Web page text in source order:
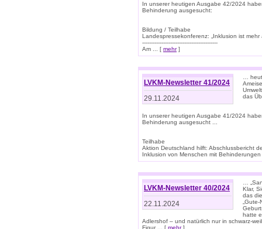
In unserer heutigen Ausgabe 42/2024
Behinderung ausgesucht:
Bildung / Teilhabe
Landespressekonferenz: „Inklusion ist mehr
-------------------------------------------
Am ... [ mehr]
LVKM-Newsletter 41/2024
29.11.2024
…
das
In unserer heutigen Ausgabe 41/2024
Behinderung ausgesucht ...
Teilhabe
Aktion Deutschland hilft: Abschlussbericht
Inklusion von Menschen mit
LVKM-Newsletter 40/2024
22.11.2024
…
Klar,
das
hatte
Adlershof – und natürlich nur in schwarz-
Figur ... [ mehr]